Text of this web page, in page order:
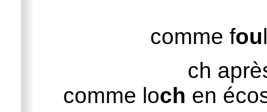
comme fou
ch
comme loch en